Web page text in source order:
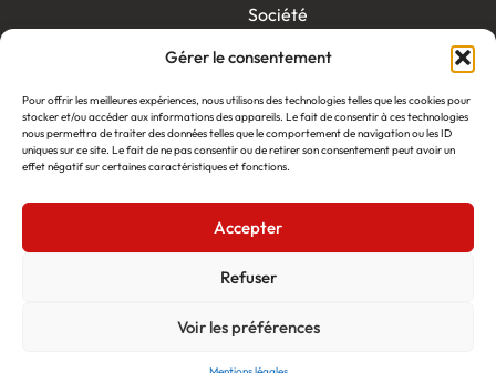
Gérer le consentement
Pour offrir les meilleures expériences, nous utilisons des technologies telles que les cookies pour
stocker et/ou accéder aux informations des appareils. Le fait de consentir à ces technologies
nous permettra de traiter des données telles que le comportement de navigation ou les ID
uniques sur ce site. Le fait de ne pas consentir ou de retirer son consentement peut avoir un
effet négatif sur certaines caractéristiques et fonctions.
Accepter
Refuser
Voir les préférences
Société
end
Ambition
by EDF
itw
by
Léa